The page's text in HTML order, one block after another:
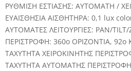
ΡΥΘΜΙΣΗ ΕΣΤΙΑΣΗΣ: ΑΥΤΟΜΑΤΗ /
ΕΥΑΙΣΘΗΣΙΑ ΑΙΣΘΗΤΗΡΑ: 0,1 lux
ΑΥΤΟΜΑΤΕΣ ΛΕΙΤΟΥΡΓΙΕΣ: PAN/TILT/
ΠΕΡΙΣΤΡΟΦΗ: 360ο ΟΡΙΖΟΝΤΙΑ, 92ο
ΤΑΧΥΤΗΤΑ ΧΕΙΡΟΚΙΝΗΤΗΣ
ΤΑΧΥΤΗΤΑ ΑΥΤΟΜΑΤΗΣ